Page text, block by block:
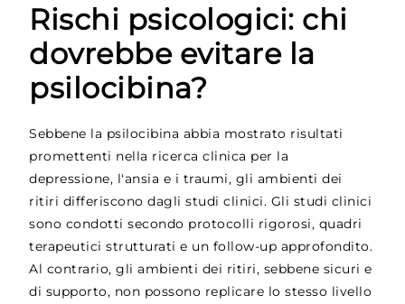
Rischi psicologici: chi
dovrebbe evitare la
psilocibina?
Sebbene la psilocibina abbia mostrato risultati
promettenti nella ricerca clinica per la
depressione, l'ansia e i traumi, gli ambienti dei
ritiri differiscono dagli studi clinici. Gli studi clinici
sono condotti secondo protocolli rigorosi, quadri
terapeutici strutturati e un follow-up approfondito.
Al contrario, gli ambienti dei ritiri, sebbene sicuri e
di supporto, non possono replicare lo stesso livello